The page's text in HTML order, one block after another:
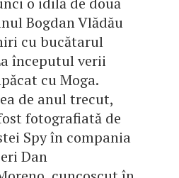
Bogdan Vlădău
cu bucătarul
începutul verii
cu Moga.
de anul trecut,
fotografiată de
Spy în compania
Dan